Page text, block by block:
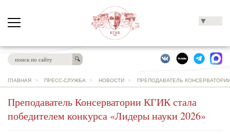
▼
ГЛАВНАЯ > ПРЕСС-СЛУЖБА > НОВОСТИ > ПРЕПОДАВАТЕЛЬ
Преподаватель Консерватории КГИК стала
победителем конкурса «Лидеры науки 2026»